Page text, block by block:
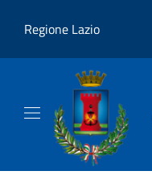
Regione Lazio